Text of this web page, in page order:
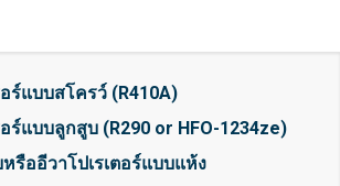
ร์แบบสโครว์ (R410A)
ร์แบบลูกสูบ (R290 or HFO-1234ze)
หรืออีวาโปเรเตอร์แบบแห้ง